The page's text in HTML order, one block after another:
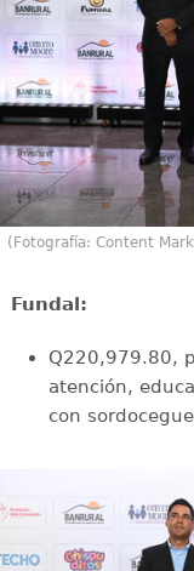
(Fotografía: Content
Fundal:
Q220,979.80,
atención,
con